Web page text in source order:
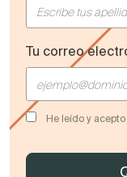
Tu correo
He leído y acepto